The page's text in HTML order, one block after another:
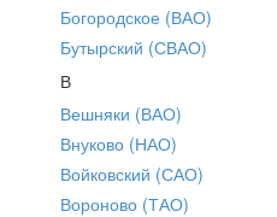
Богородское (ВАО)
Бутырский (СВАО)
В
Вешняки (ВАО)
Внуково (НАО)
Войковский (САО)
Вороново (ТАО)